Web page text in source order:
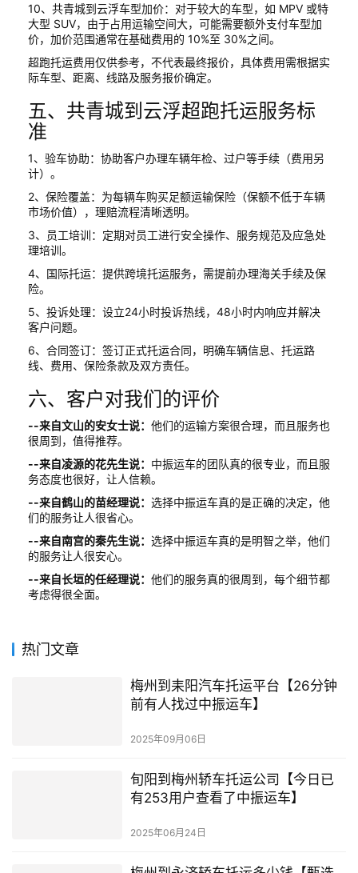
10、共青城到云浮车型加价：对于较大的车型，如 MPV 或特
大型 SUV，由于占用运输空间大，可能需要额外支付车型加
价，加价范围通常在基础费用的 10%至 30%之间。
超跑托运费用仅供参考，不代表最终报价，具体费用需根据实
际车型、距离、线路及服务报价确定。
五、共青城到云浮超跑托运服务标
准
1、验车协助：协助客户办理车辆年检、过户等手续（费用另
计）。
2、保险覆盖：为每辆车购买足额运输保险（保额不低于车辆
市场价值），理赔流程清晰透明。
3、员工培训：定期对员工进行安全操作、服务规范及应急处
理培训。
4、国际托运：提供跨境托运服务，需提前办理海关手续及保
险。
5、投诉处理：设立24小时投诉热线，48小时内响应并解决
客户问题。
6、合同签订：签订正式托运合同，明确车辆信息、托运路
线、费用、保险条款及双方责任。
六、客户对我们的评价
--来自文山的安女士说： 他们的运输方案很合理，而且服务也
很周到，值得推荐。
--来自凌源的花先生说： 中振运车的团队真的很专业，而且服
务态度也很好，让人信赖。
--来自鹤山的苗经理说： 选择中振运车真的是正确的决定，他
们的服务让人很省心。
--来自南宫的秦先生说： 选择中振运车真的是明智之举，他们
的服务让人很安心。
--来自长垣的任经理说： 他们的服务真的很周到，每个细节都
考虑得很全面。
热门文章
梅州到耒阳汽车托运平台【26分钟
前有人找过中振运车】
2025年09月06日
旬阳到梅州轿车托运公司【今日已
有253用户查看了中振运车】
2025年06月24日